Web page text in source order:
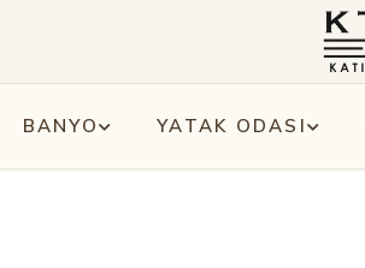
BANYO YATAK ODASI